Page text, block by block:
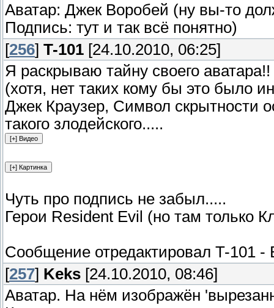
Аватар: Джек Воробей (ну вы-то
Подпись: тут и так всё понятно)
[256] T-101 [24.10.2010, 06:25]
Я раскрываю тайну своего аватара!!
(хотя, нет таких кому бы это было
Джек Краузер, Символ скрытности
такого злодейского.....
Чуть про подпись не забыл.....
Герои Resident Evil (но там только
Сообщение отредактировал T-101 -
[257] Keks [24.10.2010, 08:46]
Аватар. На нём изображён